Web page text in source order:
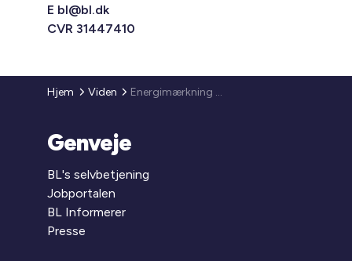
E bl@bl.dk
CVR 31447410
Hjem Viden Energimærkning nu eller senere?
Genveje
BL's selvbetjening
Jobportalen
BL Informerer
Presse